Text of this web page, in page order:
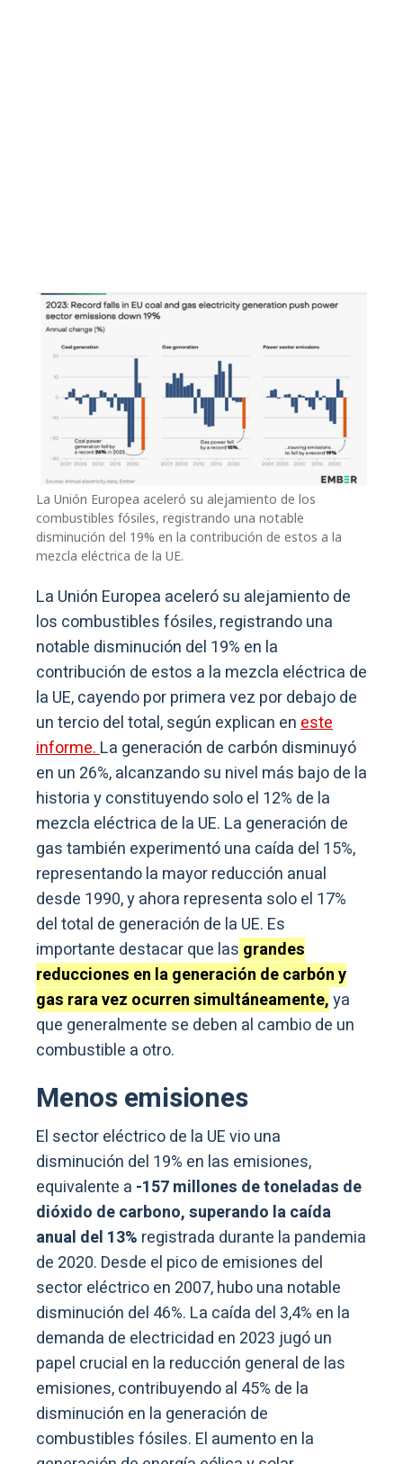
La Unión Europea aceleró su alejamiento de los
combustibles fósiles, registrando una notable
disminución del 19% en la contribución de estos a la
mezcla eléctrica de la UE.
La Unión Europea aceleró su alejamiento de
los combustibles fósiles, registrando una
notable disminución del 19% en la
contribución de estos a la mezcla eléctrica de
la UE, cayendo por primera vez por debajo de
un tercio del total, según explican eneste
informe.La generación de carbón disminuyó
en un 26%, alcanzando su nivel más bajo de la
historia y constituyendo solo el 12% de la
mezcla eléctrica de la UE. La generación de
gas también experimentó una caída del 15%,
representando la mayor reducción anual
desde 1990, y ahora representa solo el 17%
del total de generación de la UE. Es
importante destacar que las grandes
reducciones en la generación de carbón y
gas rara vez ocurren simultáneamente,ya
que generalmente se deben al cambio de un
combustible a otro.
Menos emisiones
El sector eléctrico de la UE vio una
disminución del 19% en las emisiones,
equivalente a -157 millones de toneladas de
dióxido de carbono, superando la caída
anual del 13% registrada durante la pandemia
de 2020. Desde el pico de emisiones del
sector eléctrico en 2007, hubo una notable
disminución del 46%. La caída del 3,4% en la
demanda de electricidad en 2023 jugó un
papel crucial en la reducción general de las
emisiones, contribuyendo al 45% de la
disminución en la generación de
combustibles fósiles. El aumento en la